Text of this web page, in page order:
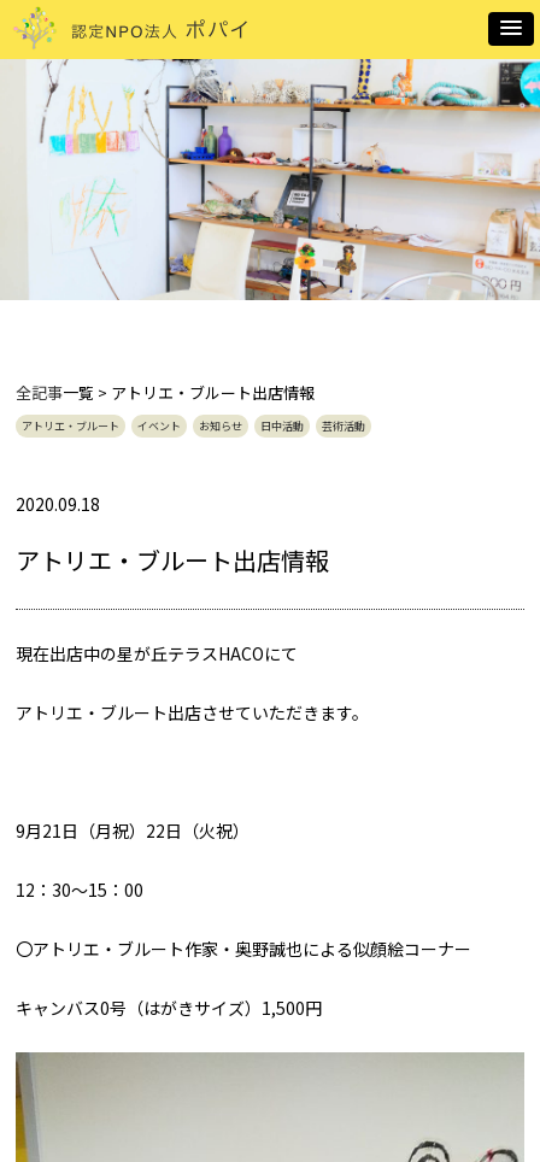
全記事一覧 > アトリエ・ブルート出店情報
アトリエ・ブルート イベント お知らせ 日中活動 芸術活動
2020.09.18
アトリエ・ブルート出店情報
現在出店中の星が丘テラスHACOにて
アトリエ・ブルート出店させていただきます。
9月21日（月祝）22日（火祝）
12：30～15：00
〇アトリエ・ブルート作家・奥野誠也による似顔絵コーナー
キャンバス0号（はがきサイズ）1,500円